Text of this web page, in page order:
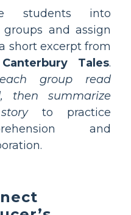
students into
groups and assign
short excerpt from
Tales.
group read
then summarize
to practice
and